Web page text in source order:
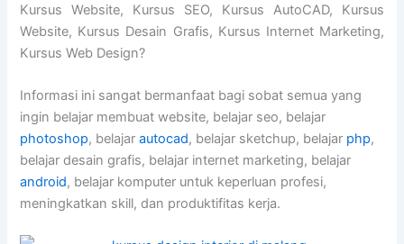
Kursus Website, Kursus SEO, Kursus AutoCAD, Kursus
Website, Kursus Desain Grafis, Kursus Internet Marketing,
Kursus Web Design?
Informasi ini sangat bermanfaat bagi sobat semua yang
ingin belajar membuat website, belajar seo, belajar
photoshop, belajarautocad, belajar sketchup, belajar php,
belajar desain grafis, belajar internet marketing, belajar
android, belajar komputer untuk keperluan profesi,
meningkatkan skill, dan produktifitas kerja.